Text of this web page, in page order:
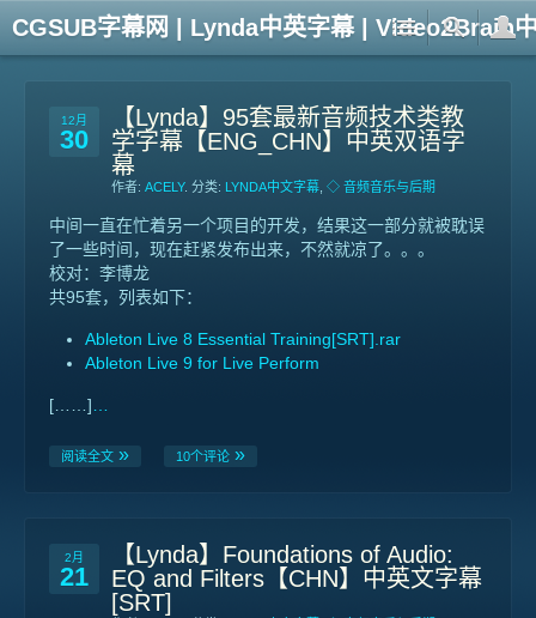
CGSUB字幕网 | Lynda中英字幕 | Video2Brain
12月
30
【Lynda】95套最新音频技术类教
学字幕【ENG_CHN】中英双语字
幕
作者: ACELY. 分类: LYNDA中文字幕 ◇ 音频音乐与后期
中间一直在忙着另一个项目的开发，结果这一部分就被耽误
了一些时间，现在赶紧发布出来，不然就凉了。。。
校对：李博龙
共95套，列表如下：
Ableton Live 8 Essential Training[SRT].rar
Ableton Live 9 for Live Perform
[……]
阅读全文 10个评论
2月
21
【Lynda】Foundations of Audio:
EQ and Filters【CHN】中英文字幕
[SRT]